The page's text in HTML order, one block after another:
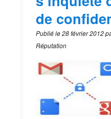
de
Publié le28 février 2012
Réputation